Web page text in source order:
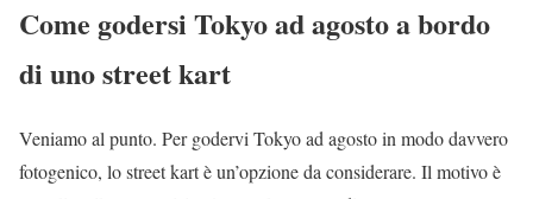
Come godersi Tokyo ad agosto a bordo
di uno street kart
Veniamo al punto. Per godervi Tokyo ad agosto in modo davvero
fotogenico, lo street kart è un’opzione da considerare. Il motivo è